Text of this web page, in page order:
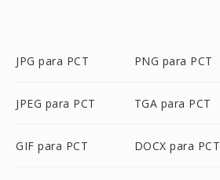
JPG para PCT PNG para PCT
JPEG para PCT TGA para PCT
GIF para PCT DOCX para PCT